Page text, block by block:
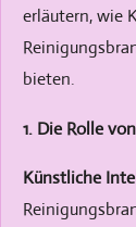
erläutern, wie
bieten.
1. Die Rolle
Künstliche